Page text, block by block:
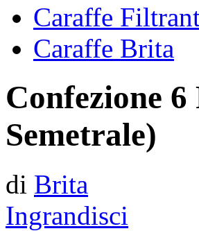
Caraffe
Caraffe Brita
Confezione
Semetrale)
di Brita
Ingrandisci